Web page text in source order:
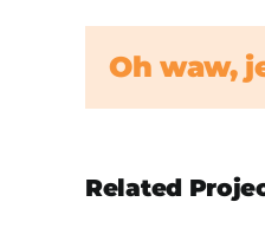
Oh waw,
Related